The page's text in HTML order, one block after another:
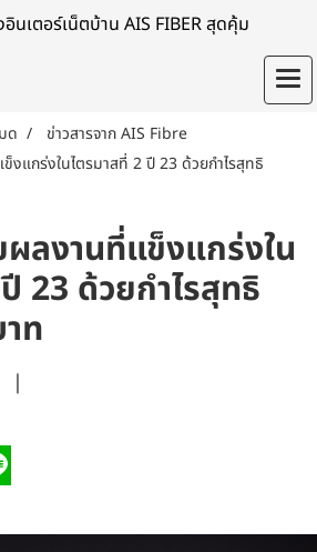
นเตอร์เน็ตบ้าน AIS FIBER สุดคุ้ม
ด
ข่าวสารจาก AIS Fibre
งแกร่งในไตรมาสที่ 2 ปี 23 ด้วยกำไรสุทธิ
ลงานที่แข็งแกร่งใน
23 ด้วยกำไรสุทธิ
ท
|